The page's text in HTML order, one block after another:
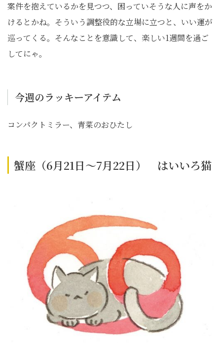
案件を抱えているかを見つつ、困っていそうな人に声をか
けるとかね。そういう調整役的な立場に立つと、いい運が
巡ってくる。そんなことを意識して、楽しい1週間を過ご
してにゃ。
今週のラッキーアイテム
コンパクトミラー、青菜のおひたし
蟹座（6月21日～7月22日） はいいろ猫